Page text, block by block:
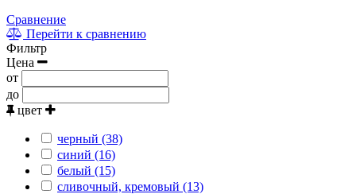
Сравнение
Перейти к сравнению
Фильтр
Цена
от
до
цвет
черный (38)
синий (16)
белый (15)
сливочный, кремовый (13)